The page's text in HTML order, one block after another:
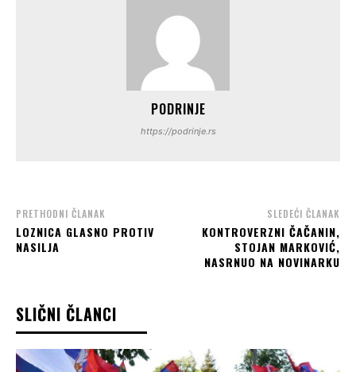
PODRINJE
https://podrinje.rs
PRETHODNI ČLANAK
LOZNICA GLASNO PROTIV
NASILJA
SLEDEĆI ČLANAK
KONTROVERZNI ČAČANIN,
STOJAN MARKOVIĆ,
NASRNUO NA NOVINARKU
SLIČNI ČLANCI